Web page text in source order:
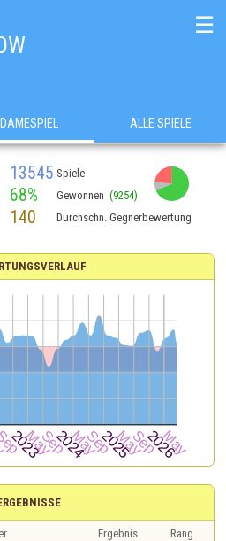
☰
DAMESPIEL ALLE SPIELE
13545 Spiele
68% Gewonnen (9254)
140 Durchschn. Gegnerbewertung
Ergebnis
Rang